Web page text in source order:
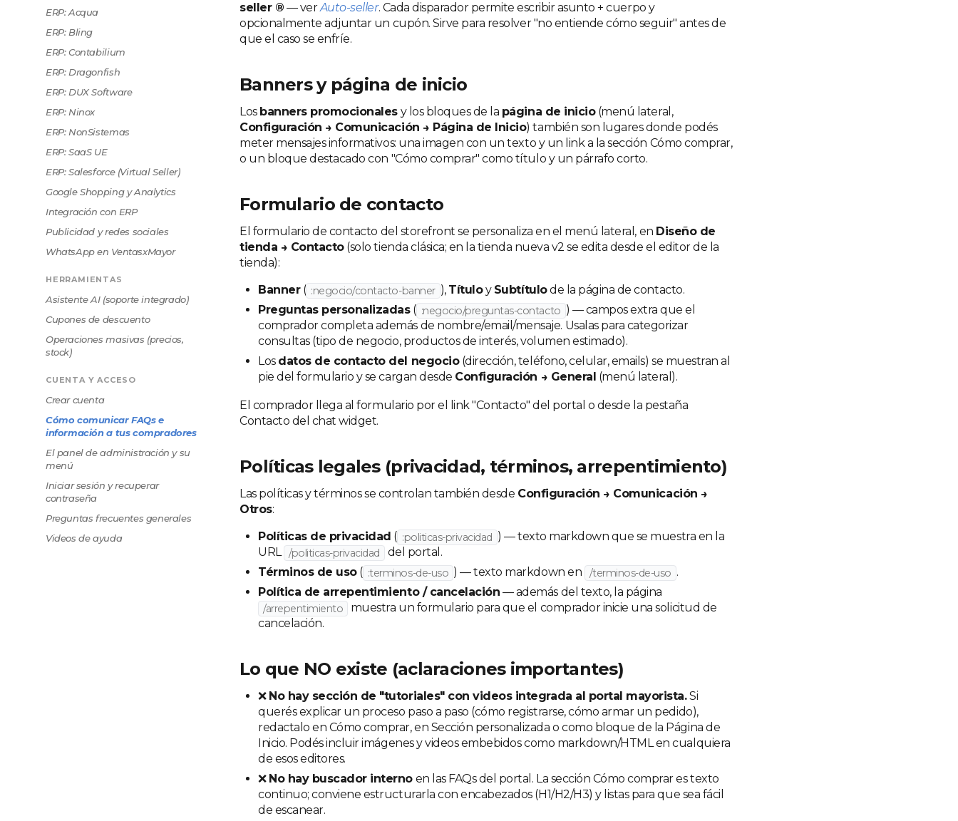
ERP: Acqua
ERP: Bling
ERP: Contabilium
ERP: Dragonfish
ERP: DUX Software
ERP: Ninox
ERP: NonSistemas
ERP: SaaS UE
ERP: Salesforce (Virtual Seller)
Google Shopping y Analytics
Integración con ERP
Publicidad y redes sociales
WhatsApp en VentasxMayor
HERRAMIENTAS
Asistente AI (soporte integrado)
Cupones de descuento
Operaciones masivas (precios,
stock)
CUENTA Y ACCESO
Crear cuenta
Cómo comunicar FAQs e
información a tus compradores
El panel de administración y su
menú
Iniciar sesión y recuperar
contraseña
Preguntas frecuentes generales
Videos de ayuda
seller ® — verAuto-seller. Cada disparador permite escribir asunto + cuerpo y
opcionalmente adjuntar un cupón. Sirve para resolver "no entiende cómo seguir" antes de
que el caso se enfríe.
Banners y página de inicio
Los banners promocionales y los bloques de la página de inicio(menú lateral,
Configuración → Comunicación → Página de Inicio) también son lugares donde podés
meter mensajes informativos: una imagen con un texto y un link a la sección Cómo comprar,
o un bloque destacado con "Cómo comprar" como título y un párrafo corto.
Formulario de contacto
El formulario de contacto del storefront se personaliza en el menú lateral, en Diseño de
tienda → Contacto(solo tienda clásica; en la tienda nueva v2 se edita desde el editor de la
tienda):
Banner( :negocio/contacto-banner ), Títuloy Subtítulode la página de contacto.
Preguntas personalizadas( :negocio/preguntas-contacto ) — campos extra que el
comprador completa además de nombre/email/mensaje. Usalas para categorizar
consultas (tipo de negocio, productos de interés, volumen estimado).
Los datos de contacto del negocio(dirección, teléfono, celular, emails) se muestran al
pie del formulario y se cargan desde Configuración → General (menú lateral).
El comprador llega al formulario por el link "Contacto" del portal o desde la pestaña
Contacto del chat widget.
Políticas legales (privacidad, términos, arrepentimiento)
Las políticas y términos se controlan también desde Configuración → Comunicación →
Otros:
Políticas de privacidad ( :politicas-privacidad ) — texto markdown que se muestra en la
URL /politicas-privacidad
del portal.
Términos de uso( :terminos-de-uso ) — texto markdown en /terminos-de-uso .
Política de arrepentimiento / cancelación — además del texto, la página
/arrepentimiento
muestra un formulario para que el comprador inicie una solicitud de
cancelación.
Lo que NO existe (aclaraciones importantes)
❌ No hay sección de "tutoriales" con videos integrada al portal mayorista.Si
querés explicar un proceso paso a paso (cómo registrarse, cómo armar un pedido),
redactalo en Cómo comprar, en Sección personalizada o como bloque de la Página de
Inicio. Podés incluir imágenes y videos embebidos como markdown/HTML en cualquiera
de esos editores.
❌ No hay buscador interno en las FAQs del portal. La sección Cómo comprar es texto
continuo; conviene estructurarla con encabezados (H1/H2/H3) y listas para que sea fácil
de escanear.